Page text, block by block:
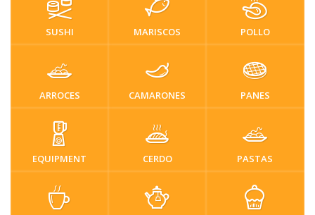
SUSHI MARISCOS POLLO
ARROCES CAMARONES PANES
EQUIPMENT CERDO PASTAS